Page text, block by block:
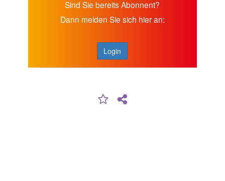
Sind Sie bereits Abonnent?
Dann melden Sie sich hier an:
Login